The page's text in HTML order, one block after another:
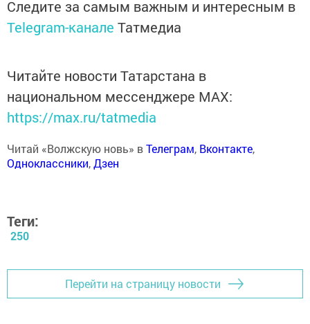
Следите за самым важным и интересным в
Telegram-канале Татмедиа
Читайте новости Татарстана в
национальном мессенджере MАХ:
https://max.ru/tatmedia
Читай «Волжскую новь» вТелеграм, Вконтакте,
Одноклассники,Дзен
Теги:
250
Перейти на страницу новости